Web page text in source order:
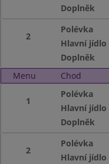
Doplněk
2
Polévka
Hlavní jídlo
Doplněk
Menu
Chod
1
Polévka
Hlavní jídlo
Doplněk
2
Polévka
Hlavní jídlo